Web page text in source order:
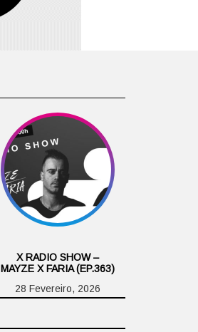
X RADIO SHOW –
MAYZE X FARIA (EP.363)
28 Fevereiro, 2026